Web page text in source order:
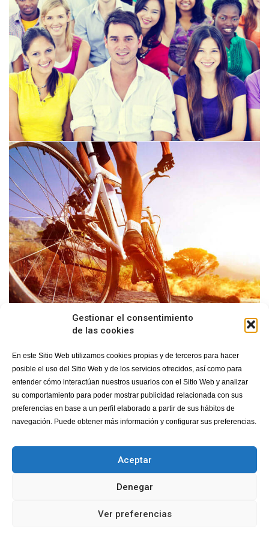
Gestionar el consentimiento
de las cookies
En este Sitio Web utilizamos cookies propias y de terceros para hacer
posible el uso del Sitio Web y de los servicios ofrecidos, así como para
entender cómo interactúan nuestros usuarios con el Sitio Web y analizar
su comportamiento para poder mostrar publicidad relacionada con sus
preferencias en base a un perfil elaborado a partir de sus hábitos de
navegación. Puede obtener más información y configurar sus preferencias.
Aceptar
Denegar
Ver preferencias
©Copyright. All Rights Reserved. | LovexAir.com |privacy
Proyectos HappyAir
Espacios HappyAir